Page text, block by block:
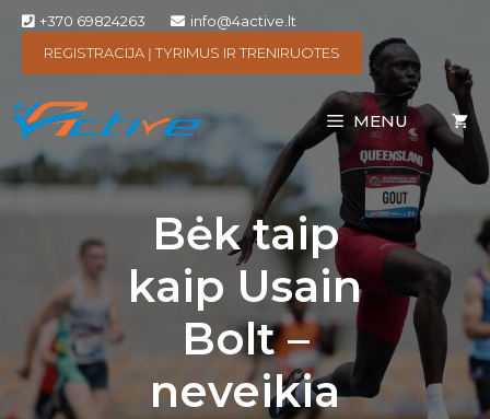
+370 69824263
info@4active.lt
REGISTRACIJA Į TYRIMUS IR TRENIRUOTES
MENU
Bėk taip
kaip Usain
Bolt –
neveikia